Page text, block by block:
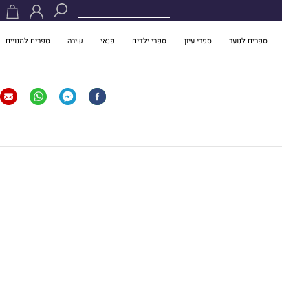
ספרים לנוער ספרי עיון ספרי ילדים פנאי שירה ספרים למנויים